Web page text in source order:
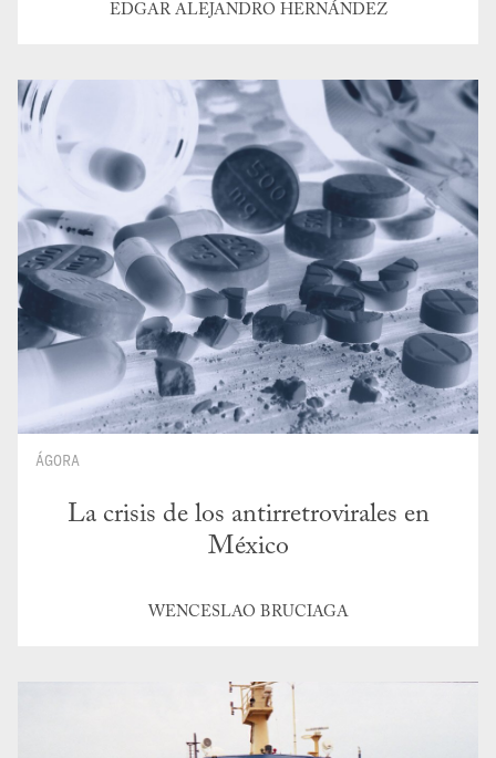
EDGAR ALEJANDRO HERNÁNDEZ
ÁGORA
La crisis de los antirretrovirales en
México
WENCESLAO BRUCIAGA